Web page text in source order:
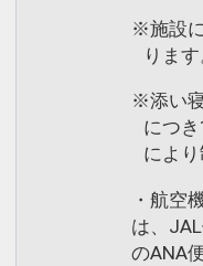
※施設
ります
※添い
につ
により
・航空
は、
のANA